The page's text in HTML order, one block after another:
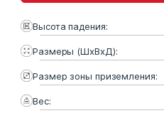
Высота падения:
Размеры (ШхВхД):
Размер зоны приземления:
Вес: